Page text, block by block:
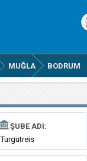
MUĞLA BODRUM
ŞUBE ADI:
Turgutreis